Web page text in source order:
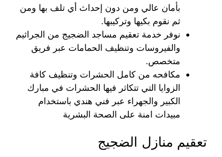
بأمان عالي ومن دون إحداث أي تلف بها ومن
ثم نقوم بكيها وتركيبها.
نوفر خدمة تعقيم مساجد الضجيج من الجراثيم
والفيروسات وتنظيف الحمامات عبر فريق
متخصص.
مكافحه من كامل الحشرات وتنظيف كافة
الزوايا التي تتكاثر فيها الحشرات في مبارك
الكبير والجهراء عبر فني هندي باستخدام
مبيدات امنة على الصحة البشرية
تعقيم منازل الضجيج